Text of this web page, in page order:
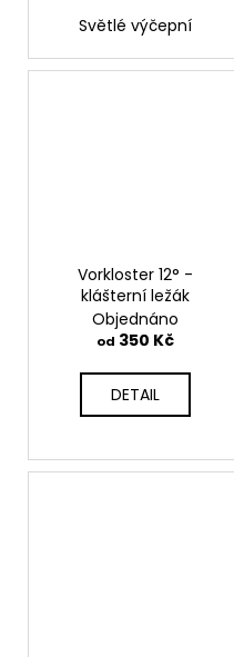
Světlé výčepní
Vorkloster 12° -
klášterní ležák
Objednáno
od 350 Kč
DETAIL